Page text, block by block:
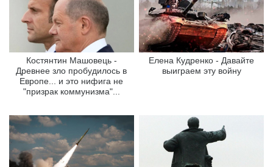
Костянтин Машовець -
Древнее зло пробудилось в
Европе... и это нифига не
"призрак коммунизма"...
Елена Кудренко - Давайте
выиграем эту войну